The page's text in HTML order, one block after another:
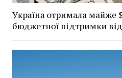
Україна отримала майже
бюджетної підтримки